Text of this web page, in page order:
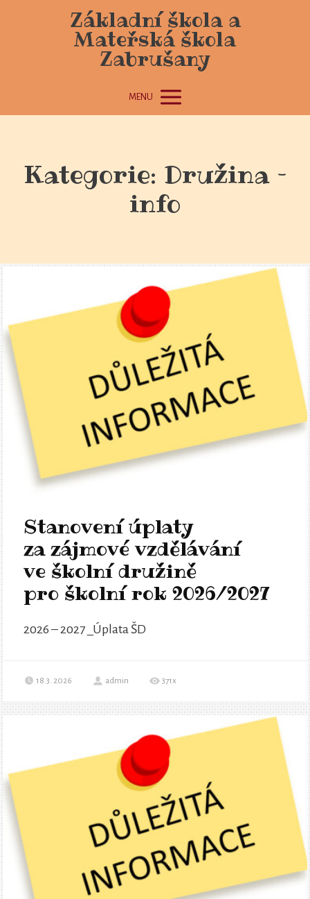
Základní škola a
Mateřská škola
Zabrušany
MENU
Kategorie: Družina –
info
Stanovení úplaty
za zájmové vzdělávání
ve školní družině
pro školní rok 2026/2027
2026 – 2027 _Úplata ŠD
18.3. 2026 admin 371x